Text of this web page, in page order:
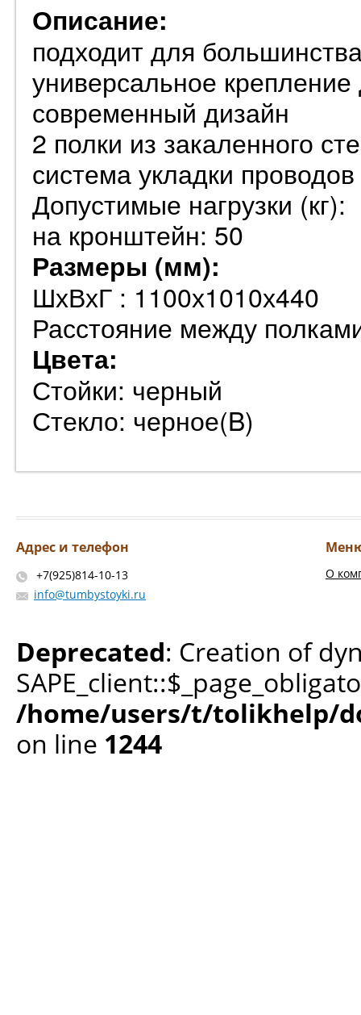
Описание:
подходит для
универсальное
современный дизайн
2 полки из закаленного
система укладки проводов
Допустимые нагрузки (кг):
на кронштейн: 50
Размеры (мм):
ШхВхГ : 1100х1010х440
Расстояние между
Цвета:
Стойки: черный
Стекло: черное(B)
Адрес и телефон
+7(925)814-10-13
info@tumbystoyki.ru
О
Deprecated: Creation of
/home/users/t/tolikhelp/
on line 1244